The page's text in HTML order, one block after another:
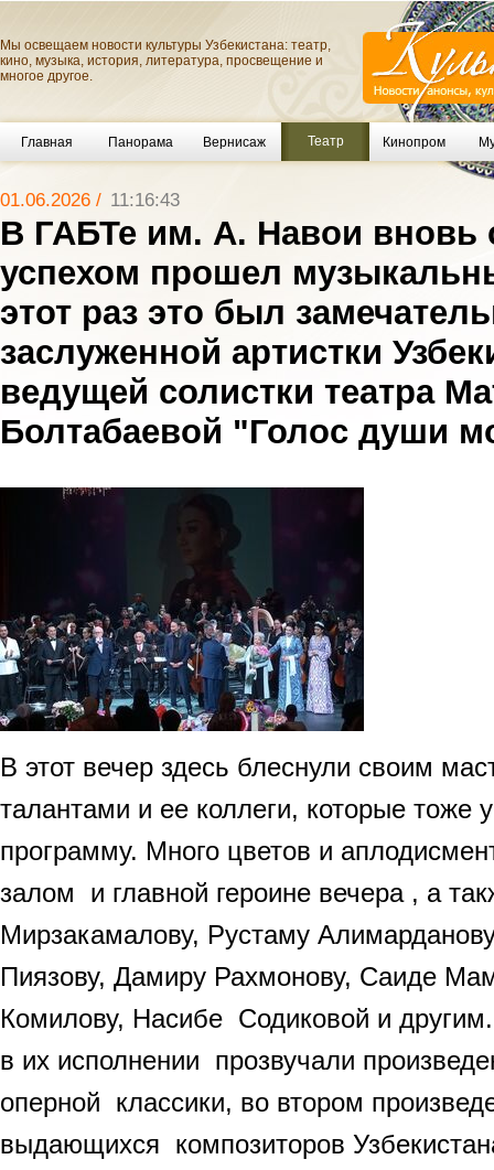
Мы освещаем новости культуры Узбекистана: театр,
кино, музыка, история, литература, просвещение и
многое другое.
Главная Панорама Вернисаж Театр Кинопром
01.06.2026 / 11:16:43
В ГАБТе им. А. Навои
успехом прошел
этот раз это был
заслуженной артистки
ведущей солистки театра
Болтабаевой "Голос души
В этот вечер здесь блеснули своим
талантами и ее коллеги, которые тоже
программу. Много цветов и
залом и главной героине вечера , а
Мирзакамалову, Рустаму
Пиязову, Дамиру Рахмонову, Саиде
Комилову, Насибе Содиковой и
в их исполнении прозвучали
оперной классики, во втором
выдающихся композиторов